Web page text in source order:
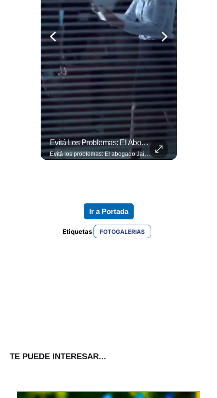
Evitá Los Problemas: El Abogado Jaime Ramírez Recuerda Que Una Mala Decisión Puede Cambiar Tu Vida.
Evitá los problemas: El abogado Jaime Ramírez recuerda que una mala decisión puede cambiar tu vida. Hoy, cualquier discusión puede quedar grabada, difundirse en redes sociales y traer consecuencias legales. Más detalles en ➡️ eldiariodehoy.com
Ir a Portada
Etiquetas FOTOGALERIAS
TE PUEDE INTERESAR...